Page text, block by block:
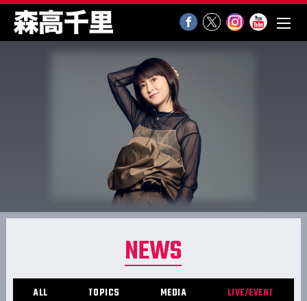
NEWS
ALL TOPICS MEDIA LIVE/EVENT